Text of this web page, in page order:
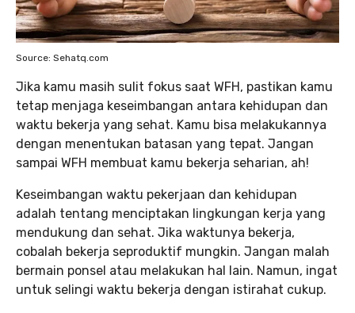
Source: Sehatq.com
Jika kamu masih sulit fokus saat WFH, pastikan kamu
tetap menjaga keseimbangan antara kehidupan dan
waktu bekerja yang sehat. Kamu bisa melakukannya
dengan menentukan batasan yang tepat. Jangan
sampai WFH membuat kamu bekerja seharian, ah!
Keseimbangan waktu pekerjaan dan kehidupan
adalah tentang menciptakan lingkungan kerja yang
mendukung dan sehat. Jika waktunya bekerja,
cobalah bekerja seproduktif mungkin. Jangan malah
bermain ponsel atau melakukan hal lain. Namun, ingat
untuk selingi waktu bekerja dengan istirahat cukup.